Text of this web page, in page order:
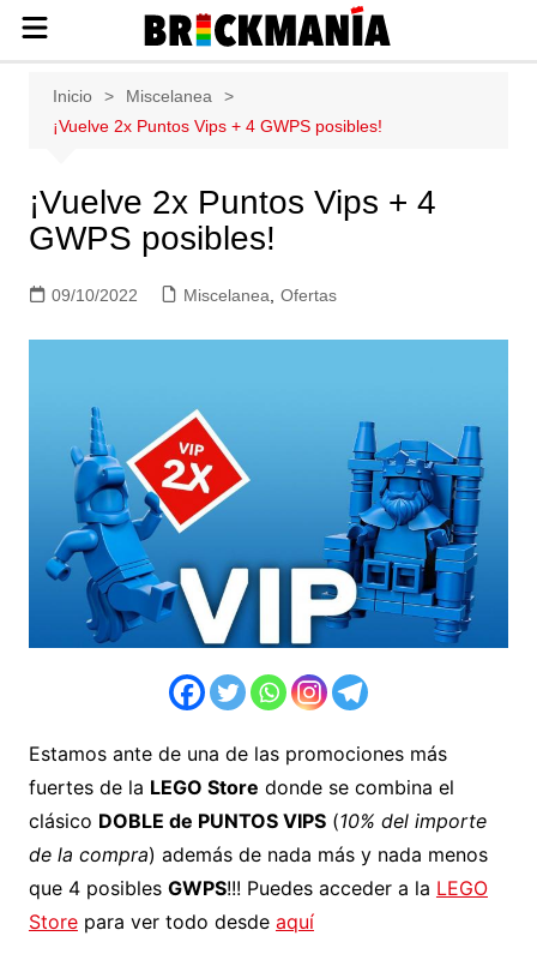
sobre las construcciones LEGO: Star
Wars, Harry Potter, City, Friends, Technic,
Inicio
Miscelanea
¡Vuelve 2x Puntos Vips + 4 GWPS posibles!
¡Vuelve 2x Puntos Vips + 4
GWPS posibles!
09/10/2022 Miscelanea Ofertas
Estamos ante de una de las promociones más
fuertes de la LEGO Store donde se combina el
clásico DOBLE de PUNTOS VIPS(10% del importe
de la compra) además de nada más y nada menos
que 4 posibles GWPS!!! Puedes acceder a la LEGO
Storepara ver todo desde aquí